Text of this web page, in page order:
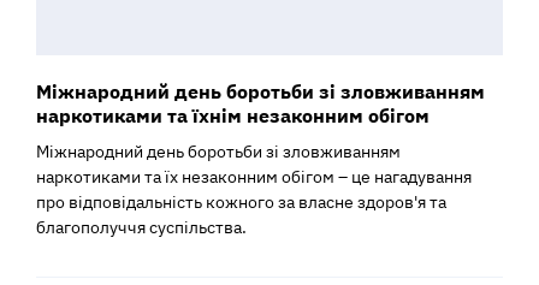
Міжнародний день боротьби зі зловживанням
наркотиками та їхнім незаконним обігом
Міжнародний день боротьби зі зловживанням
наркотиками та їх незаконним обігом – це нагадування
про відповідальність кожного за власне здоров'я та
благополуччя суспільства.